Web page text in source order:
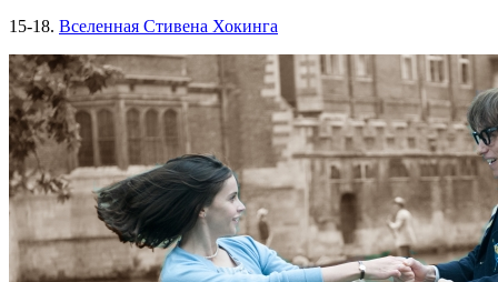
15-18. Вселенная Стивена Хокинга